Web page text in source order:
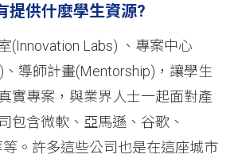
提供什麼學生資源?
(Innovation Labs) 、專案中心
導師計畫(Mentorship)，讓學生
實專案，與業界人士一起面對產
包含微軟、亞馬遜、谷歌、
等。許多這些公司也是在這座城市